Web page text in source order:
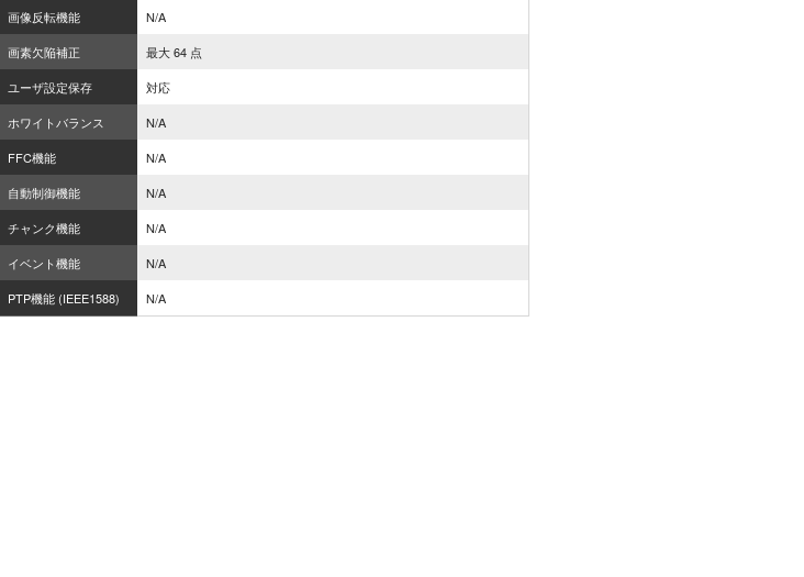
画像反転機能
N/A
画素欠陥補正
最大 64 点
ユーザ設定保存
対応
ホワイトバランス
N/A
FFC機能
N/A
自動制御機能
N/A
チャンク機能
N/A
イベント機能
N/A
PTP機能 (IEEE1588)
N/A